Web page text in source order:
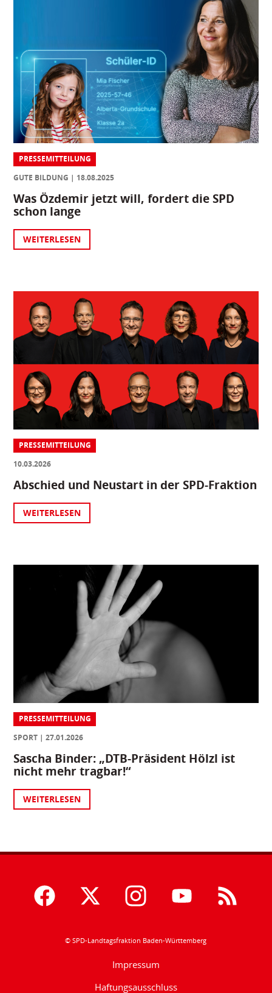
PRESSEMITTEILUNG
GUTE BILDUNG
18.08.2025
Was Özdemir jetzt will, fordert die SPD
schon lange
WEITERLESEN
PRESSEMITTEILUNG
10.03.2026
Abschied und Neustart in der SPD-Fraktion
WEITERLESEN
PRESSEMITTEILUNG
SPORT
27.01.2026
Sascha Binder: „DTB-Präsident Hölzl ist
nicht mehr tragbar!“
WEITERLESEN
© SPD-Landtagsfraktion Baden-Württemberg
Impressum
Haftungsausschluss